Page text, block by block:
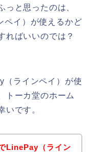
っと思ったのは、
ペイ）が使えるかど
ればいいのでは？
（ラインペイ）が使
トーカ堂のホーム
いです。
LinePay（ライン